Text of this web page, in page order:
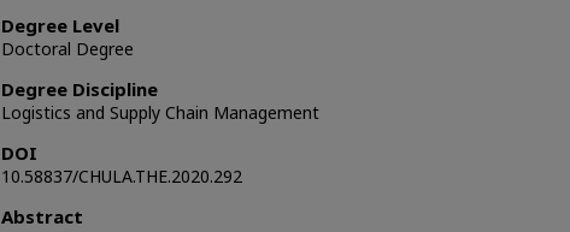
Degree Level
Doctoral Degree
Degree Discipline
Logistics and Supply Chain Management
DOI
10.58837/CHULA.THE.2020.292
Abstract